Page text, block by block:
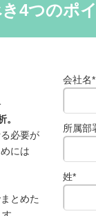
4つのポ
。
必要が
には
とめた
会社名*
所属部
姓*